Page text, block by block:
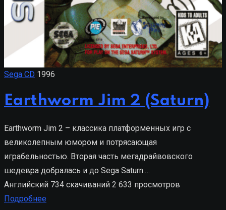
Sega CD 1996
Earthworm Jim 2 (Saturn)
Earthworm Jim 2 – классика платформенных игр с
великолепным юмором и потрясающая
играбельностью. Вторая часть мегадрайвовского
шедевра добралась и до Sega Saturn.…
Английский 734 скачиваний 2 633 просмотров
Подробнее